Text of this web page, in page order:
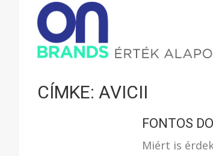
CÍMKE: AVICII
FONTOS
Miért is